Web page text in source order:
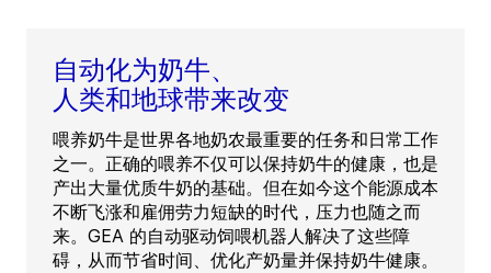
自动化为奶牛、
人类和地球带来改变
喂养奶牛是世界各地奶农最重要的任务和日常工作
之一。正确的喂养不仅可以保持奶牛的健康，也是
产出大量优质牛奶的基础。但在如今这个能源成本
不断飞涨和雇佣劳力短缺的时代，压力也随之而
来。GEA 的自动驱动饲喂机器人解决了这些障
碍，从而节省时间、优化产奶量并保持奶牛健康。